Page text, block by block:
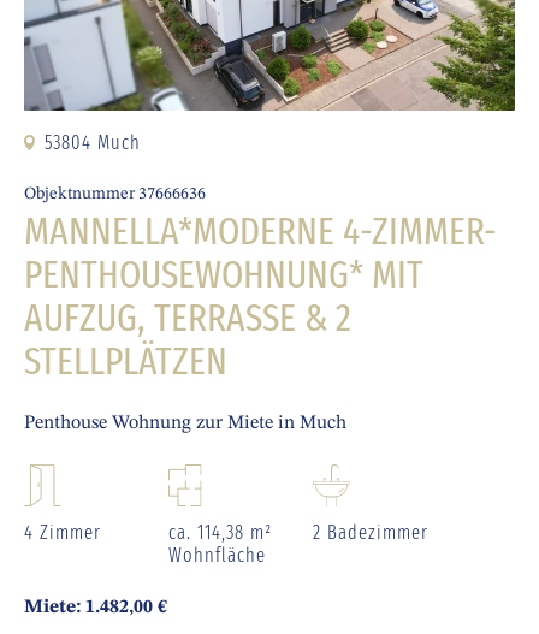
53804 Much
Objektnummer 37666636
MANNELLA*MODERNE 4-ZIMMER-
PENTHOUSEWOHNUNG* MIT
AUFZUG, TERRASSE & 2
STELLPLÄTZEN
Penthouse Wohnung zur Miete in Much
4 Zimmer
ca. 114,38 m²
Wohnfläche
2 Badezimmer
Miete: 1.482,00 €